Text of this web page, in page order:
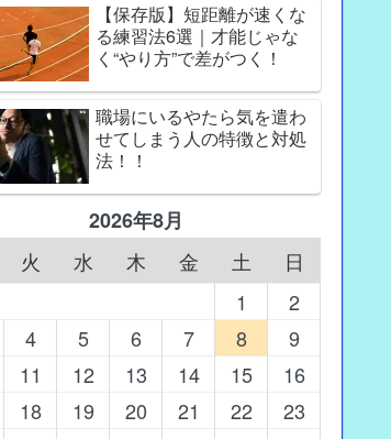
【保存版】短距離が速くな
る練習法6選｜才能じゃな
く“やり方”で差がつく！
職場にいるやたら気を遣わ
せてしまう人の特徴と対処
法！！
2026年8月
火 水 木 金 土
日
1
2
4 5 6 7 8
9
11 12 13 14 15
16
18 19 20 21 22
23